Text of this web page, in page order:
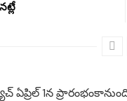
ఏప్రిల్ 1న